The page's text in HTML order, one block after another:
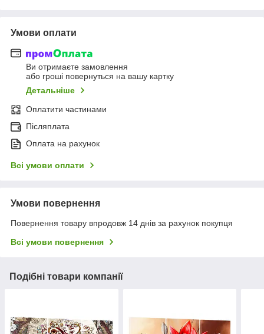
Умови оплати
Ви отримаєте замовлення
або гроші повернуться на вашу картку
Детальніше
Оплатити частинами
Післяплата
Оплата на рахунок
Всі умови оплати
Умови повернення
Повернення товару впродовж 14 днів за рахунок покупця
Всі умови повернення
Подібні товари компанії